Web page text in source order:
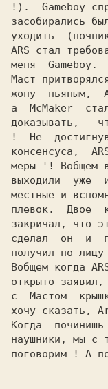
!).  Gameboy
засобирались
уходить
ARS стал
меня  Gameboy.
Маст
жопу  пьяным,
a  McMaker
доказывать,
!  Не
консенсуса,
меры '! Вобщем
выходили  уже
местные и
плевок.  Двое
закричал, что
сделал  он  и
получил по
Вобщем когда
открыто
с  Мастом
хочу сказать,
Когда
наушники, мы с
поговорим ! А